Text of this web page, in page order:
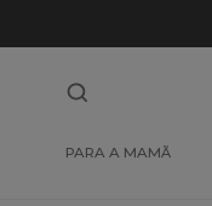
PARA A MAMÃ